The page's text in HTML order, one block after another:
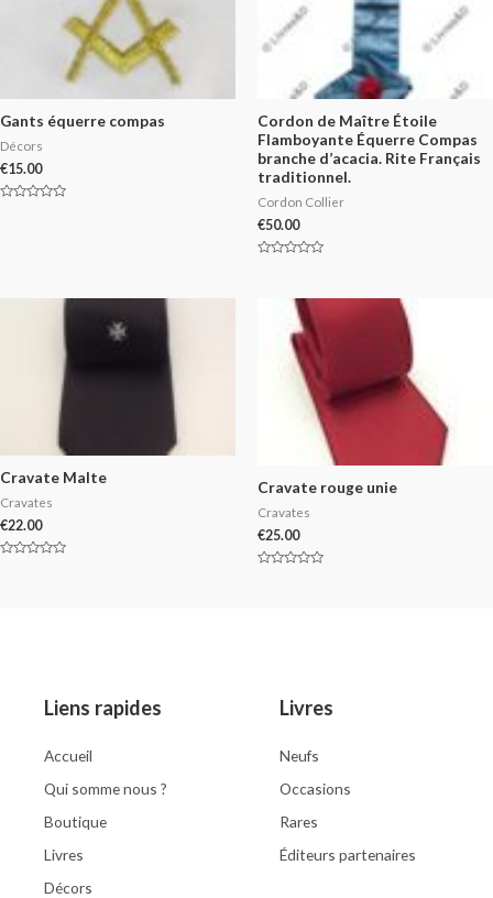
Gants équerre compas
Décors
€15.00
Cordon de Maître Étoile
Flamboyante Équerre Compas
branche d’acacia. Rite Français
traditionnel.
Cordon Collier
€50.00
Cravate Malte
Cravates
€22.00
Cravate rouge unie
Cravates
€25.00
Liens rapides
Accueil
Qui somme nous ?
Boutique
Livres
Décors
Livres
Neufs
Occasions
Rares
Éditeurs partenaires